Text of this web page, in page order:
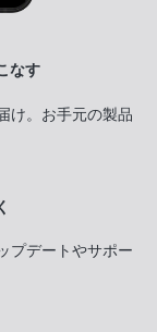
なす
け。お手元の製品
プデートやサポー